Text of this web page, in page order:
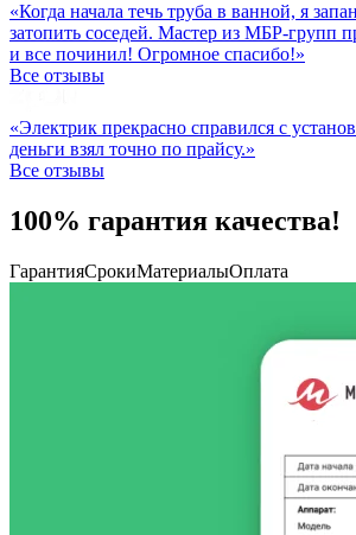
«Когда начала течь труба в ванной, я
затопить соседей. Мастер из МБР-групп
и все починил! Огромное спасибо!»
Все отзывы
«Электрик прекрасно справился с
деньги взял точно по прайсу.»
Все отзывы
100% гарантия качества!
ГарантияСрокиМатериалыОплата